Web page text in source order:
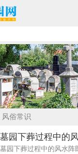
风俗常识
墓园下葬过程中的
信还是智慧？
墓园下葬过程中的风水阵